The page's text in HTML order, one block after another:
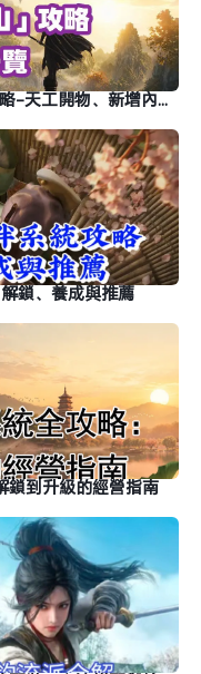
《燕雲十六聲》2.0版本「不見山」攻略-天工開物、新增內容介紹
鎖、養成與推薦
鎖到升級的經營指南